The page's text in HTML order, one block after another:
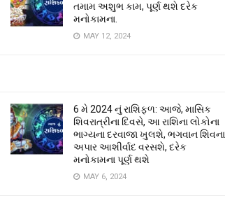
તમામ અશુભ કામ, પૂર્ણ થશે દરેક
મનોકામના.
MAY 12, 2024
6 મે 2024 નું રાશિફળ: આજે, માસિક
શિવરાત્રીના દિવસે, આ રાશિના લોકોના
ભાગ્યના દરવાજા ખુલશે, ભગવાન શિવના
અપાર આશીર્વાદ વરસશે, દરેક
મનોકામના પૂર્ણ થશે
MAY 6, 2024